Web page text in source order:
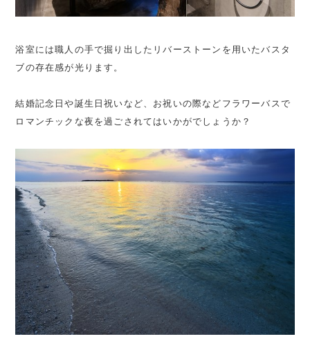
浴室には職人の手で掘り出したリバーストーンを用いたバスタ
ブの存在感が光ります。
結婚記念日や誕生日祝いなど、お祝いの際などフラワーバスで
ロマンチックな夜を過ごされてはいかがでしょうか？